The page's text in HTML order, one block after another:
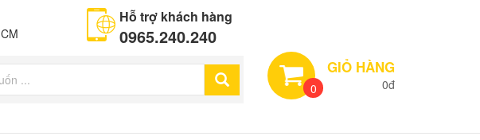
Hỗ trợ khách hàng
0965.240.240
0
GIỎ HÀNG
0đ